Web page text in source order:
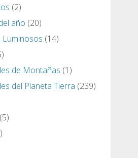
(2)
año (20)
Luminosos (14)
de Montañas (1)
del Planeta Tierra (239)
(5)